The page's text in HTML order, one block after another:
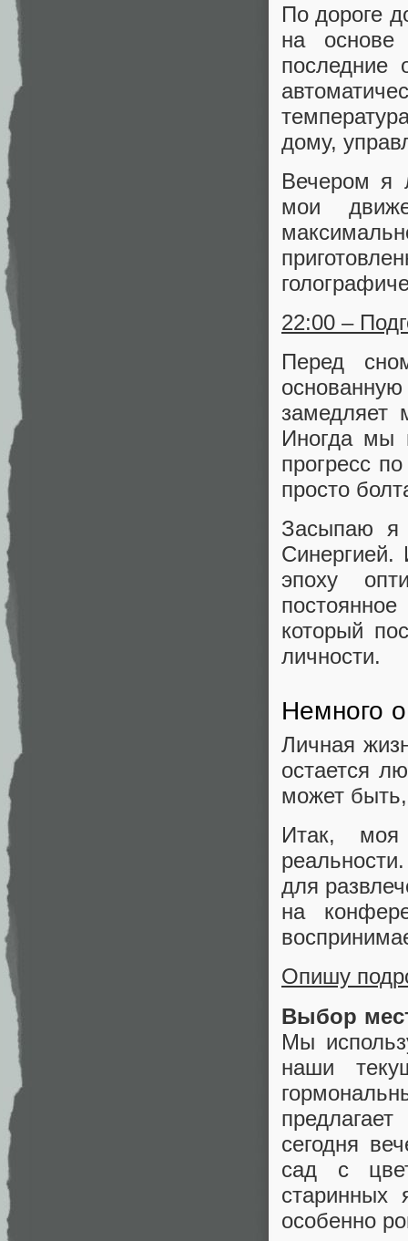
По дороге
на основе
последние
дому,
Вечером я
мои
22:00 –
Перед
Иногда мы
прогресс
просто
Засыпаю я
эпоху
который
личности.
Немного
Личная
остается
может
Итак, моя
для
на
Опишу
Выбор
Мы
наши
сегодня
сад с
старинных
особенно